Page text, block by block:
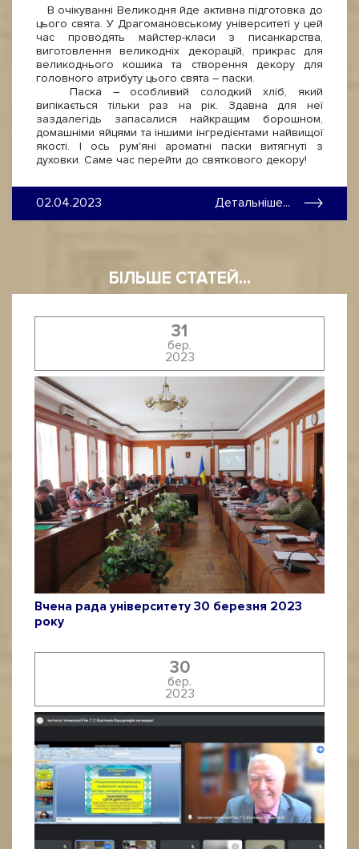
В очікуванні Великодня йде активна підготовка до
цього свята. У Драгомановському університеті у цей
час проводять майстер-класи з писанкарства,
виготовлення великодніх декорацій, прикрас для
великоднього кошика та створення декору для
головного атрибуту цього свята – паски.
Паска – особливий солодкий хліб, який
випікається тільки раз на рік. Здавна для неї
заздалегідь запасалися найкращим борошном,
домашніми яйцями та іншими інгредієнтами найвищої
якості. І ось рум'яні ароматні паски витягнуті з
духовки. Саме час перейти до святкового декору!
02.04.2023 Детальніше...
БІЛЬШЕ СТАТЕЙ...
31
бер.
2023
Вчена рада університету 30 березня 2023
року
30
бер.
2023